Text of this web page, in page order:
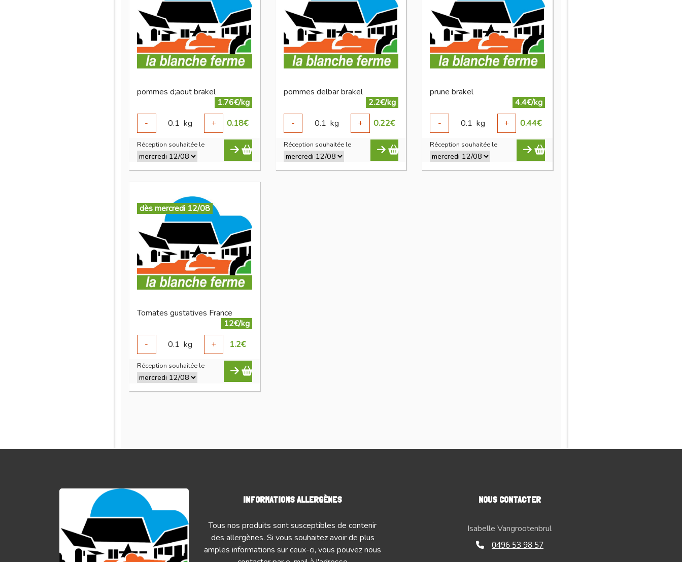
pommes d;aout brakel
1.76€/kg
-
0.1 kg + 0.18€
Réception souhaitée le
pommes delbar brakel
2.2€/kg
-
0.1 kg + 0.22€
Réception souhaitée le
prune brakel
4.4€/kg
-
0.1 kg + 0.44€
Réception souhaitée le
dès mercredi 12/08
Tomates gustatives France
12€/kg
-
0.1 kg + 1.2€
Réception souhaitée le
INFORMATIONS ALLERGÈNES
Tous nos produits sont susceptibles de contenir
des allergènes. Si vous souhaitez avoir de plus
amples informations sur ceux-ci, vous pouvez nous
NOUS CONTACTER
Isabelle Vangrootenbrul
0496 53 98 57